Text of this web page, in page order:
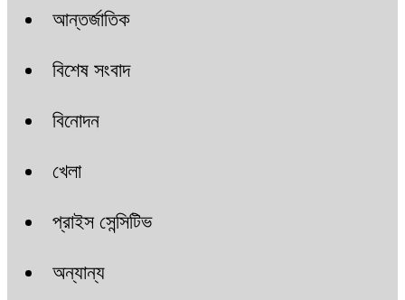
আন্তর্জাতিক
বিশেষ সংবাদ
বিনোদন
খেলা
প্রাইস সেন্সিটিভ
অন্যান্য